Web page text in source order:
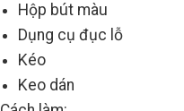
Hộp bút màu
Dụng cụ đục lỗ
Kéo
Keo dán